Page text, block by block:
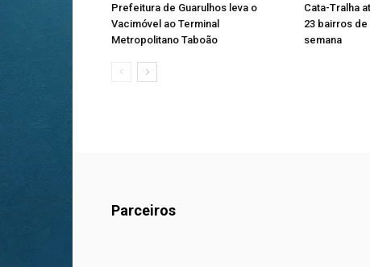
Prefeitura de Guarulhos leva o
Vacimóvel ao Terminal
Metropolitano Taboão
Cata-Tralha
23 bairros de
semana
Parceiros